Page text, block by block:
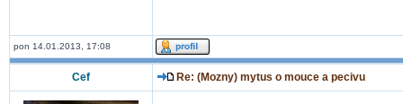
pon 14.01.2013, 17:08
Cef Re: (Mozny) mytus o mouce a pecivu